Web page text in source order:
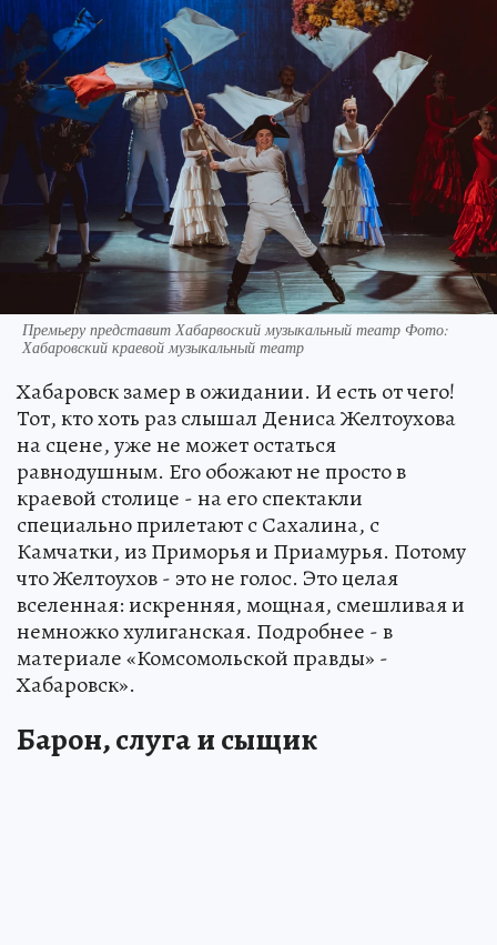
Премьеру представит Хабарвоский музыкальный театр Фото:
Хабаровский краевой музыкальный театр
Хабаровск замер в ожидании. И есть от чего!
Тот, кто хоть раз слышал Дениса Желтоухова
на сцене, уже не может остаться
равнодушным. Его обожают не просто в
краевой столице - на его спектакли
специально прилетают с Сахалина, с
Камчатки, из Приморья и Приамурья. Потому
что Желтоухов - это не голос. Это целая
вселенная: искренняя, мощная, смешливая и
немножко хулиганская. Подробнее - в
материале «Комсомольской правды» -
Хабаровск».
Барон, слуга и сыщик